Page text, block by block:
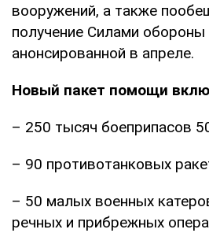
вооружений, а также
получение Силами
анонсированной в апреле.
Новый пакет помощи
– 250 тысяч боеприпасов
– 90 противотанковых
– 50 малых военных
речных и прибрежных